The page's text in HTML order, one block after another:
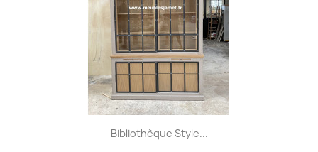
Bibliothèque Style...